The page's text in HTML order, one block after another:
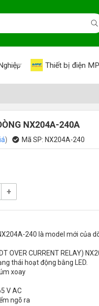
Thiết bị điện
NX204A-240A
) Mã SP: NX204A-240
+
240 là model mới của
OVER CURRENT RELAY)
thái hoạt động bằng LED.
xoay
V AC